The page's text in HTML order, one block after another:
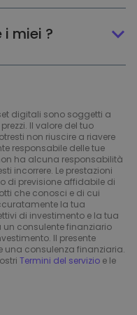
miei ?
digitali sono soggetti a
Il valore del tuo
non riuscire a riavere
responsabile delle tue
ha alcuna responsabilità
incorrere. Le prestazioni
di previsione affidabile di
che conosci e di cui
la tua
di investimento e la tua
un consulente finanziario
Il presente
una consulenza finanziaria.
Termini del servizio e le